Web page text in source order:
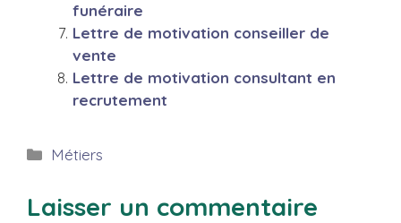
funéraire
Lettre de motivation conseiller de
vente
Lettre de motivation consultant en
recrutement
Catégories
Métiers
Laisser un commentaire